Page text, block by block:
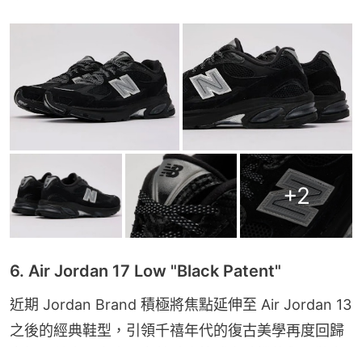
+2
6. Air Jordan 17 Low "Black Patent"
近期 Jordan Brand 積極將焦點延伸至 Air Jordan 13
之後的經典鞋型，引領千禧年代的復古美學再度回歸